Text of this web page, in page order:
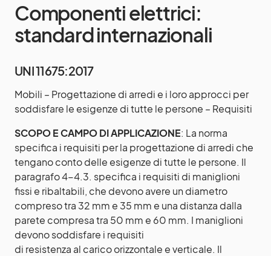
Componenti elettrici:
standard internazionali
UNI 11675:2017
Mobili – Progettazione di arredi e i loro approcci per
soddisfare le esigenze di tutte le persone – Requisiti
SCOPO E CAMPO DI APPLICAZIONE: La norma
specifica i requisiti per la progettazione di arredi che
tengano conto delle esigenze di tutte le persone. Il
paragrafo 4-4.3. specifica i requisiti di maniglioni
fissi e ribaltabili, che devono avere un diametro
compreso tra 32 mm e 35 mm e una distanza dalla
parete compresa tra 50 mm e 60 mm. I maniglioni
devono soddisfare i requisiti
di resistenza al carico orizzontale e verticale. Il